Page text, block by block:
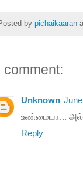
by pichaikaaran
comment:
Unknown
உண்மையா...
Reply